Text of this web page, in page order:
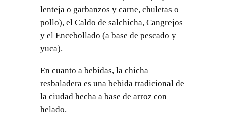
lenteja o garbanzos y carne, chuletas o
pollo), el Caldo de salchicha, Cangrejos
y el Encebollado (a base de pescado y
yuca).
En cuanto a bebidas, la chicha
resbaladera es una bebida tradicional de
la ciudad hecha a base de arroz con
helado.